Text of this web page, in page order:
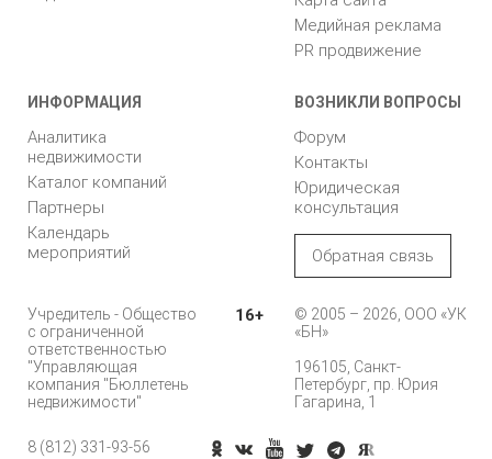
Медийная реклама
PR продвижение
ИНФОРМАЦИЯ
Аналитика
недвижимости
Каталог компаний
Партнеры
Календарь
мероприятий
ВОЗНИКЛИ ВОПРОСЫ
Форум
Контакты
Юридическая
консультация
Обратная связь
Учредитель - Общество
с ограниченной
ответственностью
"Управляющая
компания "Бюллетень
недвижимости"
16+
© 2005 – 2026, ООО «УК
«БН»
196105, Санкт-
Петербург, пр. Юрия
Гагарина, 1
8 (812) 331-93-56